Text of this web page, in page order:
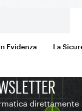
Evidenza La
direttamente